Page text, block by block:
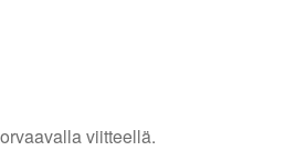
viitteellä.